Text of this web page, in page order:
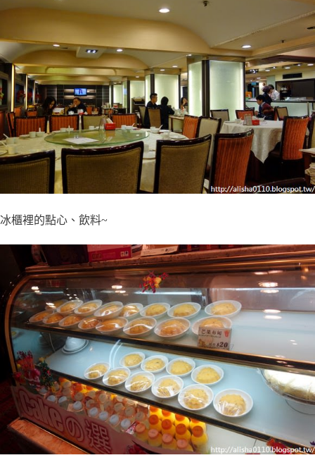
冰櫃裡的點心、飲料~